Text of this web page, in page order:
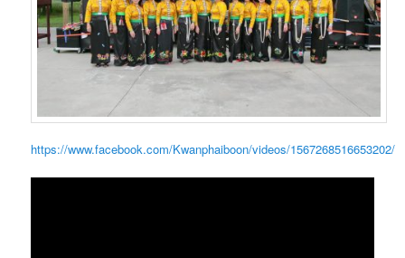
https://www.facebook.com/Kwanphaiboon/videos/1567268516653202/